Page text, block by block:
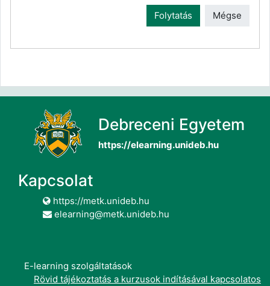
Folytatás Mégse
Debreceni Egyetem
https://elearning.unideb.hu
Kapcsolat
https://metk.unideb.hu
elearning@metk.unideb.hu
E-learning szolgáltatások
Rövid tájékoztatás a kurzusok indításával kapcsolatos